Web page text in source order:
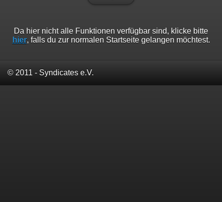
Da hier nicht alle Funktionen verfügbar sind, klicke bitte
hier, falls du zur normalen Startseite gelangen möchtest.
© 2011 - Syndicates e.V.